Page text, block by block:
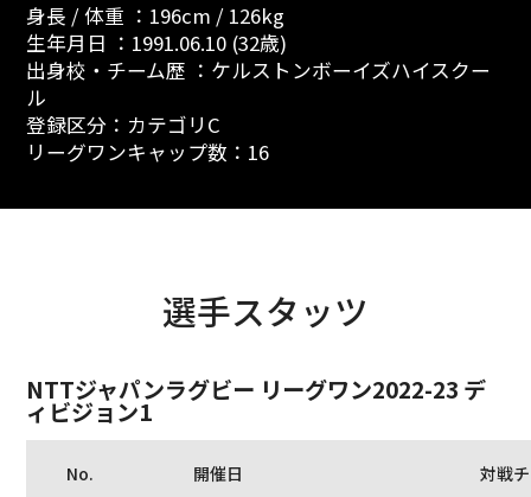
身長 / 体重 ：196cm / 126kg
生年月日 ：1991.06.10 (32歳)
出身校・チーム歴 ：ケルストンボーイズハイスクー
ル
登録区分：カテゴリC
リーグワンキャップ数：16
選手スタッツ
NTTジャパンラグビー リーグワン2022-23 デ
ィビジョン1
No. 開催日 対戦